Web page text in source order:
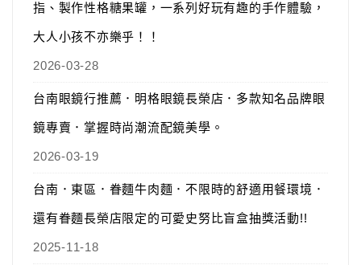
指、製作性格糖果罐，一系列好玩有趣的手作體驗，
大人小孩不亦樂乎！！
2026-03-28
台南眼鏡行推薦．明格眼鏡長榮店．多款知名品牌眼
鏡專賣．掌握時尚潮流配鏡美學。
2026-03-19
台南．東區．眷麵牛肉麵．不限時的舒適用餐環境．
還有眷麵長榮店限定的可愛史努比盲盒抽獎活動!!
2025-11-18